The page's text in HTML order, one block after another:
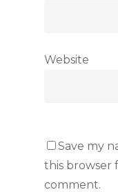
Website
Save my
this browser
comment.